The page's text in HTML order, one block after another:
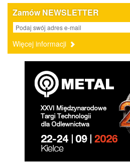
Zamów NEWSLETTER
Więcej informacji